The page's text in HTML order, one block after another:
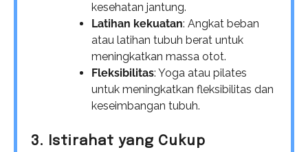
kesehatan jantung.
Latihan kekuatan: Angkat beban
atau latihan tubuh berat untuk
meningkatkan massa otot.
Fleksibilitas: Yoga atau pilates
untuk meningkatkan fleksibilitas dan
keseimbangan tubuh.
3. Istirahat yang Cukup